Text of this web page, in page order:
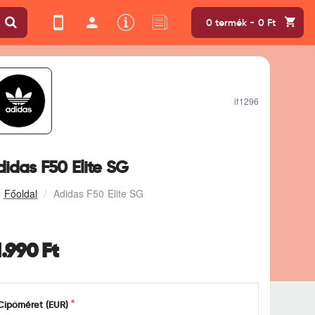
0 termék - 0 Ft
Adidas F50 Elite SG
F50 Elite SG
if1296
Ft
(EUR)